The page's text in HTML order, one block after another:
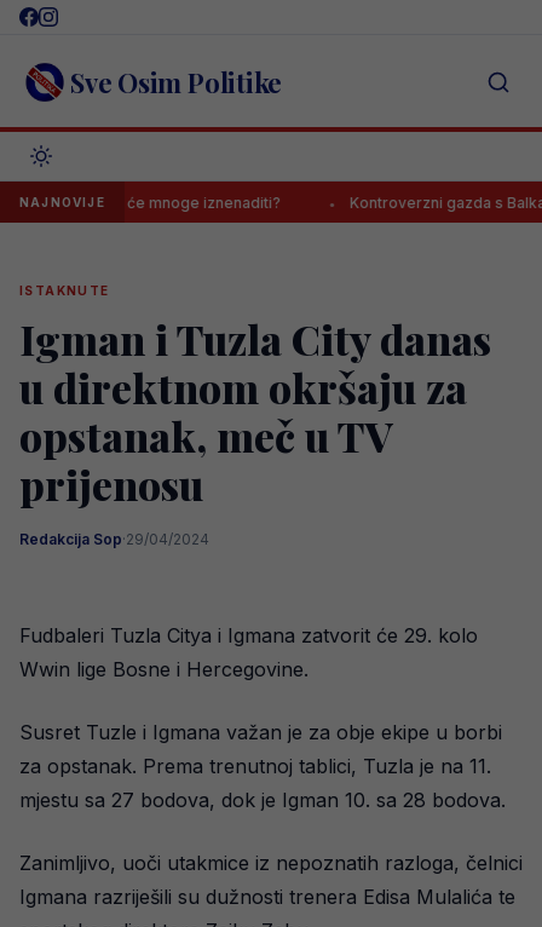
Skip
content Sve Osim Politike
NAJNOVIJE
ishod će mnoge iznenaditi? Kontroverzni gazda s Balkana o
ISTAKNUTE
Igman i Tuzla City danas
u direktnom okršaju za
opstanak, meč u TV
prijenosu
Redakcija Sop·29/04/2024
Fudbaleri Tuzla Citya i Igmana zatvorit će 29. kolo
Wwin lige Bosne i Hercegovine.
Susret Tuzle i Igmana važan je za obje ekipe u borbi
za opstanak. Prema trenutnoj tablici, Tuzla je na 11.
mjestu sa 27 bodova, dok je Igman 10. sa 28 bodova.
Zanimljivo, uoči utakmice iz nepoznatih razloga, čelnici
Igmana razriješili su dužnosti trenera Edisa Mulalića te